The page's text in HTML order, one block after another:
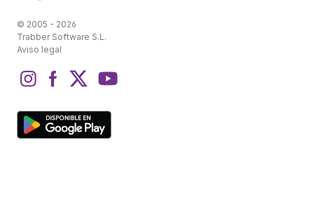
© 2005 - 2026
Trabber Software S.L.
Aviso legal